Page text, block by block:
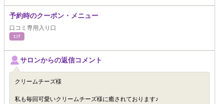
予約時のクーポン・メニュー
口コミ専用入り口
ｴｽﾃ
サロンからの返信コメント
クリームチーズ様
私も毎回可愛いクリームチーズ様に癒されております♪